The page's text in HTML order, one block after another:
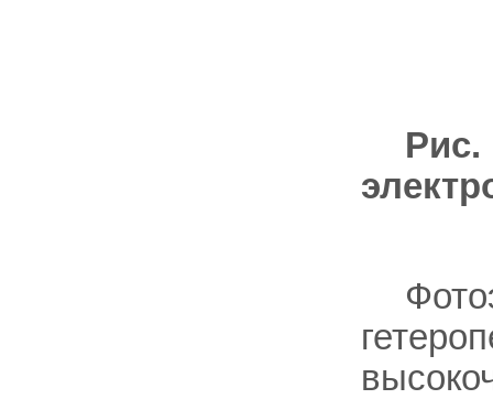
Рис.